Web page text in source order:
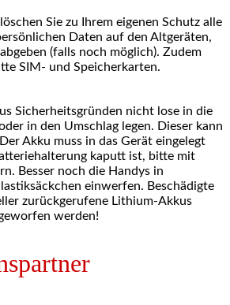
Sie zu Ihrem eigenen Schutz alle
Daten auf den Altgeräten,
(falls noch möglich). Zudem
SIM- und Speicherkarten.
Sicherheitsgründen nicht lose in die
in den Umschlag legen. Dieser kann
Akku muss in das Gerät eingelegt
kaputt ist, bitte mit
Besser noch die Handys in
einwerfen. Beschädigte
zurückgerufene Lithium-Akkus
werden!